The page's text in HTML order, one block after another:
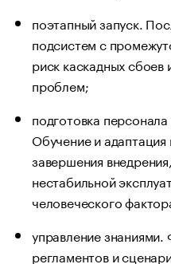
поэтапный запуск.
подсистем с
риск каскадных
проблем;
подготовка
Обучение и
завершения
нестабильной
человеческого
управление знаниями.
регламентов и